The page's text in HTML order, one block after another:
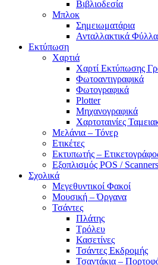
Βιβλιοδεσία
Μπλοκ
Σημειωματάρια
Ανταλλακτικά
Εκτύπωση
Χαρτιά
Χαρτί Εκτύπωσης
Φωτοαντιγραφικά
Φωτογραφικά
Plotter
Μηχανογραφικά
Χαρτοταινίες
Μελάνια – Τόνερ
Ετικέτες
Εκτυπωτής –
Εξοπλισμός POS / Scanners
Σχολικά
Μεγεθυντικοί Φακοί
Μουσική – Όργανα
Τσάντες
Πλάτης
Τρόλευ
Κασετίνες
Τσάντες Εκδρομής
Τσαντάκια –